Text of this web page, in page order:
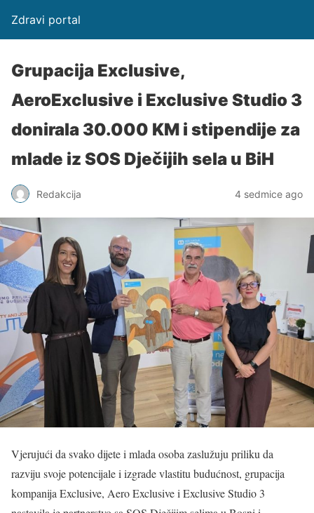
Zdravi portal
Grupacija Exclusive,
AeroExclusive i Exclusive Studio 3
donirala 30.000 KM i stipendije za
mlade iz SOS Dječijih sela u BiH
Redakcija 4 sedmice ago
Vjerujući da svako dijete i mlada osoba zaslužuju priliku da
razviju svoje potencijale i izgrade vlastitu budućnost, grupacija
kompanija Exclusive, Aero Exclusive i Exclusive Studio 3